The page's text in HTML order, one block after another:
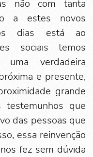
não com tanta
a estes novos
dias está ao
sociais temos
verdadeira
e presente,
grande
testemunhos que
das pessoas que
essa reinvenção
fez sem dúvida